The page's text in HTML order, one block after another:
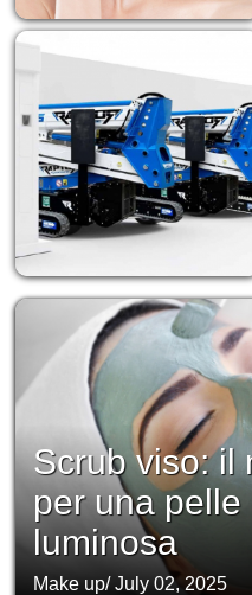
Scrub viso: il
per una pelle
luminosa
Make up/July 02, 2025